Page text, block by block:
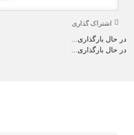
اشتراک گذاری
در حال بارگذاری...
در حال بارگذاری...